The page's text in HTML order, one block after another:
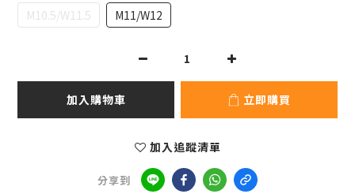
M10.5/W11.5
M11/W12
加入購物車 立即購買
加入追蹤清單
分享到